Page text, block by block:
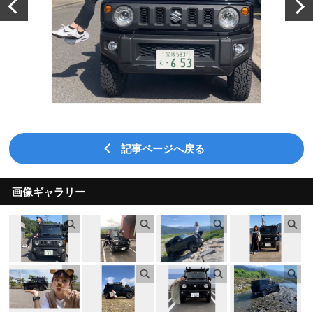
記事ページへ戻る
画像ギャラリー